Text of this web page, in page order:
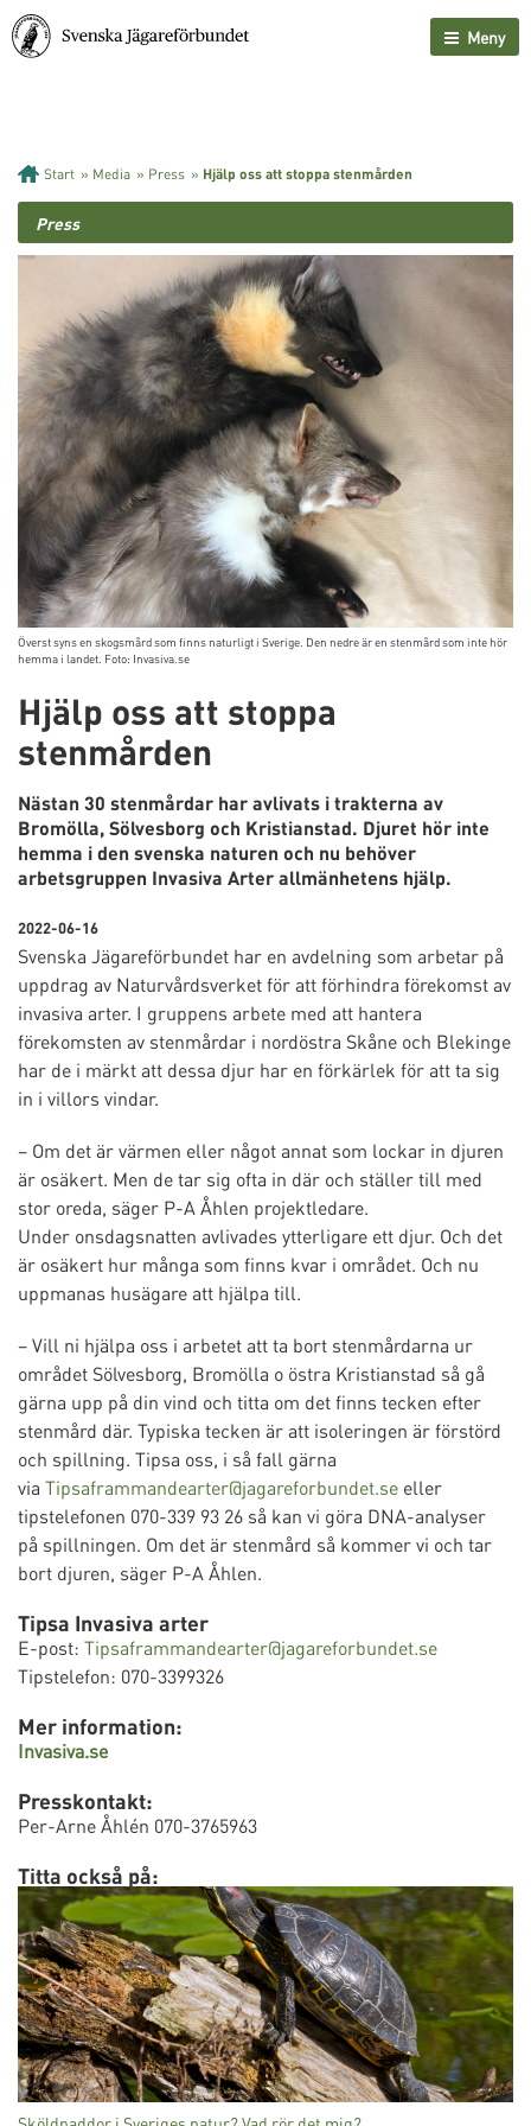
Meny
Start » Media » Press » Hjälp oss att stoppa stenmården
Press
Överst syns en skogsmård som finns naturligt i Sverige. Den nedre är en stenmård som inte hör
hemma i landet. Foto: Invasiva.se
Hjälp oss att stoppa
stenmården
Nästan 30 stenmårdar har avlivats i trakterna av
Bromölla, Sölvesborg och Kristianstad. Djuret hör inte
hemma i den svenska naturen och nu behöver
arbetsgruppen Invasiva Arter allmänhetens hjälp.
2022-06-16
Svenska Jägareförbundet har en avdelning som arbetar på
uppdrag av Naturvårdsverket för att förhindra förekomst av
invasiva arter. I gruppens arbete med att hantera
förekomsten av stenmårdar i nordöstra Skåne och Blekinge
har de i märkt att dessa djur har en förkärlek för att ta sig
in i villors vindar.
– Om det är värmen eller något annat som lockar in djuren
är osäkert. Men de tar sig ofta in där och ställer till med
stor oreda, säger P-A Åhlen projektledare.
Under onsdagsnatten avlivades ytterligare ett djur. Och det
är osäkert hur många som finns kvar i området. Och nu
uppmanas husägare att hjälpa till.
– Vill ni hjälpa oss i arbetet att ta bort stenmårdarna ur
området Sölvesborg, Bromölla o östra Kristianstad så gå
gärna upp på din vind och titta om det finns tecken efter
stenmård där. Typiska tecken är att isoleringen är förstörd
och spillning. Tipsa oss, i så fall gärna
via Tipsaframmandearter@jagareforbundet.se eller
tipstelefonen 070-339 93 26 så kan vi göra DNA-analyser
på spillningen. Om det är stenmård så kommer vi och tar
bort djuren, säger P-A Åhlen.
Tipsa Invasiva arter
E-post: Tipsaframmandearter@jagareforbundet.se
Tipstelefon: 070-3399326
Mer information:
Invasiva.se
Presskontakt:
Per-Arne Åhlén 070-3765963
Titta också på: